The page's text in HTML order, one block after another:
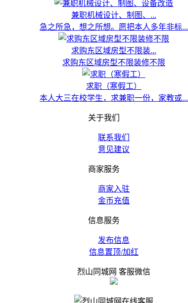
兼职机械设计、制图、...
急之所急，想之所想。愿把本人多年非标...
求购东区域房型不限装...
求购东区域房型不限装修不限
求职（寒假工）
本人大三在校学生，求兼职一份，家教或...
关于我们
联系我们
意见建议
商家服务
商家入驻
金币充值
信息服务
发布信息
信息置顶/加红
烈山同城网 客服微信